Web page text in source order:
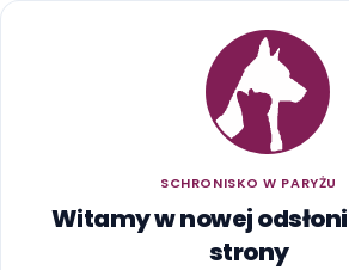
SCHRONISKO W PARYŻU
Witamy w nowej
strony
Schronisko w Paryżu